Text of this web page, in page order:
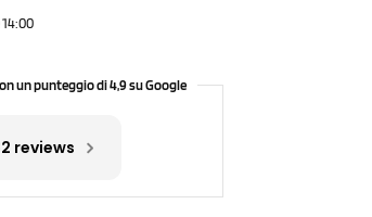
un punteggio di 4,9 su Google
reviews